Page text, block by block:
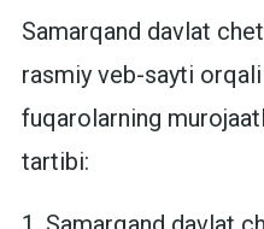
Samarqand davlat
rasmiy veb-sayti
fuqarolarning
tartibi: